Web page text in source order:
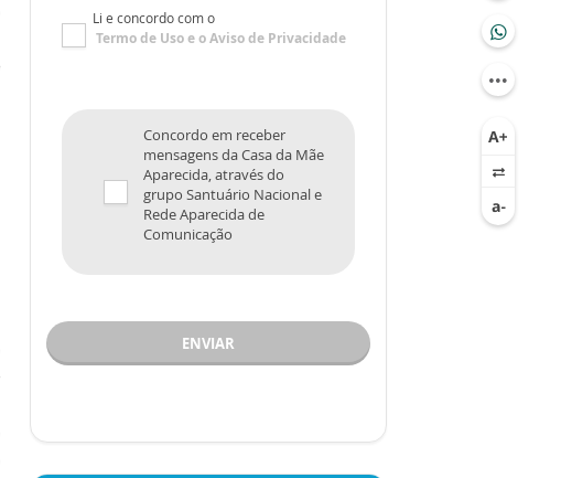
Li e concordo com o
Termo de Usoe oAviso de Privacidade
Concordo em receber
mensagens da Casa da Mãe
Aparecida, através do
grupo Santuário Nacional e
Rede Aparecida de
Comunicação
ENVIAR